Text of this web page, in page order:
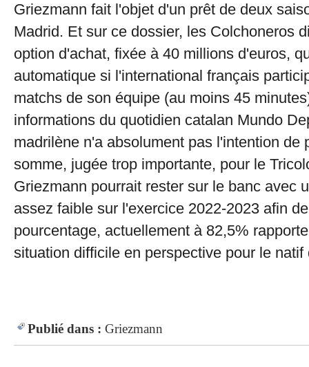
Griezmann fait l'objet d'un prêt de deux
Madrid. Et sur ce dossier, les Colchoneros
option d'achat, fixée à 40 millions d'euros,
automatique si l'international français
matchs de son équipe (au moins 45
informations du quotidien catalan Mundo
madrilène n'a absolument pas l'intention de
somme, jugée trop importante, pour le
Griezmann pourrait rester sur le banc avec
assez faible sur l'exercice 2022-2023 afin
pourcentage, actuellement à 82,5%
situation difficile en perspective pour le natif
Publié dans : Griezmann